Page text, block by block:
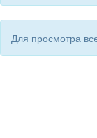
Для просмотра